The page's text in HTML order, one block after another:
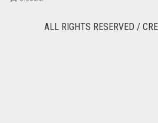
ALL RIGHTS RESERVED /